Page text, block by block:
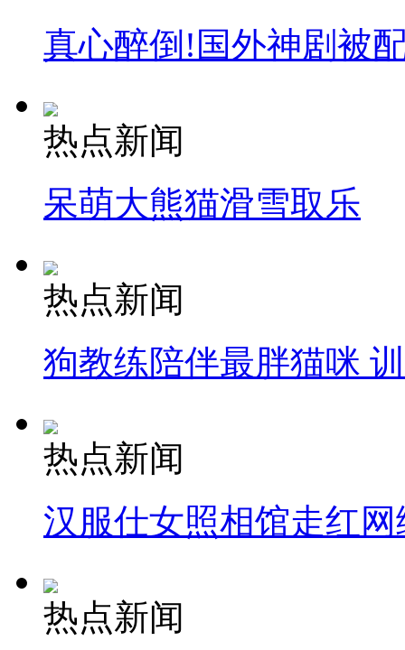
真心醉倒!国外神剧被
热点新闻
呆萌大熊猫滑雪取乐
热点新闻
狗教练陪伴最胖猫咪
热点新闻
汉服仕女照相馆走红网
热点新闻